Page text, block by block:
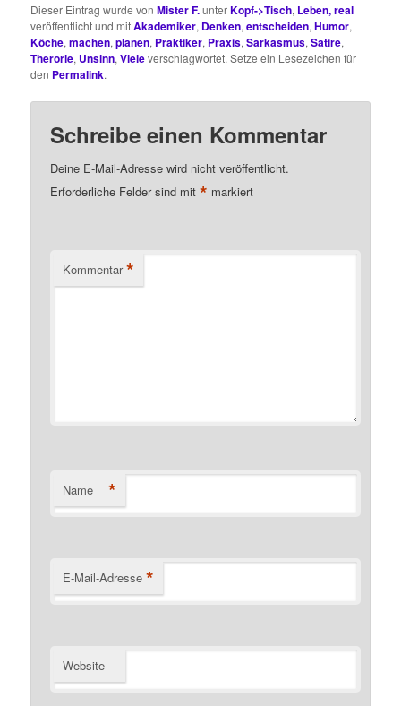
Dieser Eintrag wurde vonMister F.unterKopf->Tisch, Leben, real
veröffentlicht und mitAkademiker, Denken,entscheiden,Humor,
Köche,machen,planen, Praktiker, Praxis,Sarkasmus,Satire,
Therorie, Unsinn,Vieleverschlagwortet. Setze ein Lesezeichen für
den Permalink.
Schreibe einen Kommentar
Deine E-Mail-Adresse wird nicht veröffentlicht.
Erforderliche Felder sind mit* markiert
Kommentar *
Name *
E-Mail-Adresse *
Website